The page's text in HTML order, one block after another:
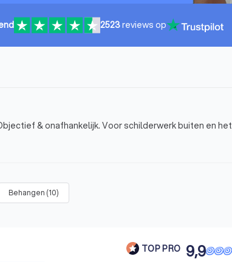
2523reviews op
& onafhankelijk. Voor schilderwerk buiten en het
Behangen (10)
TOP PRO 9,9